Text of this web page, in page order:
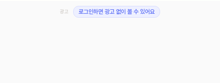
광고 로그인하면 광고 없이 볼 수 있어요